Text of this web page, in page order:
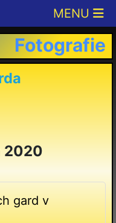
Fotografie
2020
gard v